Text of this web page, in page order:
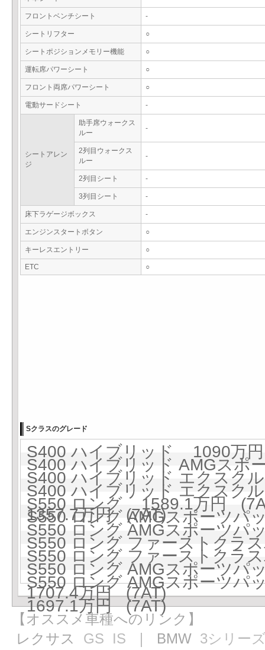
フロントベンチシート -
シートリフター ○
シートポジションメモリー機能 ○
運転席パワーシート ○
フロント両席パワーシート ○
電動サードシート -
シートアレン
ジ
助手席ウォークス
ルー
-
2列目ウォークス
ルー
-
2列目シート -
3列目シート -
床下ラゲージボックス -
エンジンスタートボタン ○
キーレスエントリー ○
ETC ○
Sクラスのグレード
S400 ハイブリッド 1090万
S400 ハイブリッド AMGス
S400 ハイブリッド エクス
S400 ハイブリッド エクスク
1357.7万円 (7AT)
S550 ロング 1589.1万円
S550 ロング AMGスポーツ
S550 ロング AMGスポーツ
S550 ロング ファーストク
S550 ロング ファーストク
S550 ロング AMGスポーツ
1707.4万円 (7AT)
S550 ロング AMGスポーツ
1697.1万円 (7AT)
【オススメ車種へのリンク】
レクサス GS IS ｜ BMW 3シリー